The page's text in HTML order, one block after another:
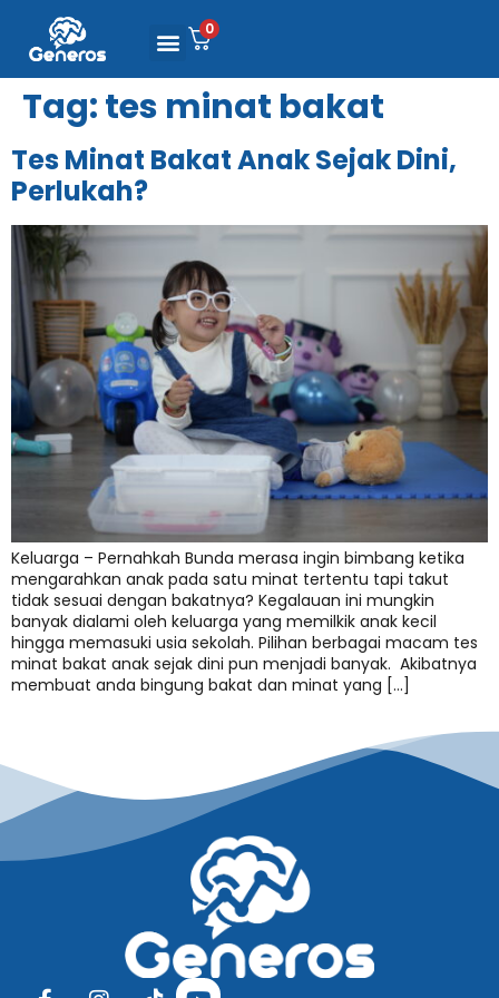
0
Tag:tes minat bakat
Tes Minat Bakat Anak Sejak Dini,
Perlukah?
Keluarga – Pernahkah Bunda merasa ingin bimbang ketika
mengarahkan anak pada satu minat tertentu tapi takut
tidak sesuai dengan bakatnya? Kegalauan ini mungkin
banyak dialami oleh keluarga yang memilkik anak kecil
hingga memasuki usia sekolah. Pilihan berbagai macam tes
minat bakat anak sejak dini pun menjadi banyak. Akibatnya
membuat anda bingung bakat dan minat yang […]